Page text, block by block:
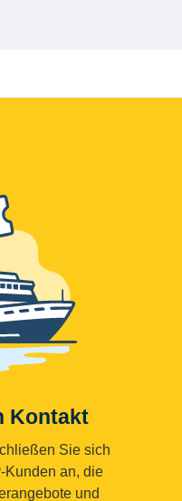
Kontakt
Sie sich
Kunden an, die
und